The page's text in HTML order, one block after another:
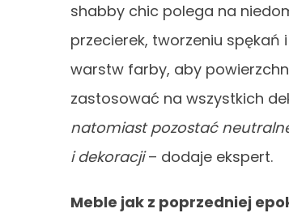
shabby chic polega na
przecierek, tworzeniu spękań
warstw farby, aby
zastosować na wszystkich
natomiast pozostać
i dekoracji– dodaje ekspert.
Meble jak z poprzedniej